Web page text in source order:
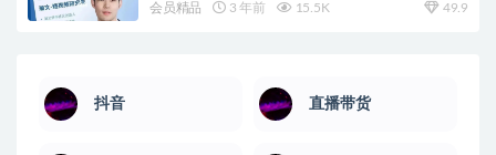
会员精品 3 年前 15.5K 49.9
抖音 直播带货